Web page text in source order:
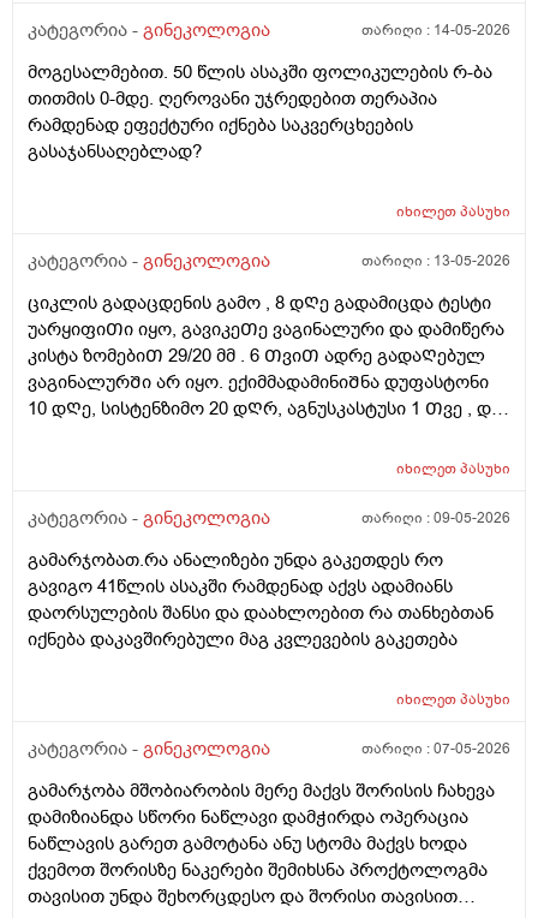
კეთდება და ვიბრაციის მეშვეობით აუმჯობესებს
მაინტერესებს, მუცლის არეზე დასაშვებია ეს
პროცედურა?
კატეგორია - გინეკოლოგია თარიღი : 14-05-2026
მოგესალმებით. 50 წლის ასაკში ფოლიკულების რ-ბა
თითმის 0-მდე. ღეროვანი უჯრედებით თერაპია
რამდენად ეფექტური იქნება საკვერცხეების
გასაჯანსაღებლად?
იხილეთპასუხი
კატეგორია - გინეკოლოგია თარიღი : 13-05-2026
ციკლის გადაცდენის გამო , 8 დᲦე გადამიცდა ტესტი
უარყიფიᲗი იყო, გავიკეᲗე ვაგინალური და დამიწერა
კისტა ზომებიᲗ 29/20 მმ . 6 ᲗვიᲗ ადრე გადაᲦებულ
ვაგინალურᲨი არ იყო. ექიმმადამინიᲨნა დუფასტონი
10 დᲦე, სისტენზიმო 20 დᲦრ, აგნუსკასტუსი 1 Თვე , და
რამდენადსაყურადᲦებოა და Თუ დაეხმარება ეს
იხილეთპასუხი
კატეგორია - გინეკოლოგია თარიღი :09-05-2026
გამარჯობათ.რა ანალიზები უნდა გაკეთდეს რო
გავიგო 41წლის ასაკში რამდენად აქვს ადამიანს
დაორსულების შანსი და დაახლოებით რა თანხებთან
იქნება დაკავშირებული მაგ კვლევების გაკეთება
იხილეთპასუხი
კატეგორია - გინეკოლოგია თარიღი :07-05-2026
გამარჯობა მშობიარობის მერე მაქვს შორისის ჩახევა
დამიზიანდა სწორი ნაწლავი დამჭირდა ოპერაცია
ნაწლავის გარეთ გამოტანა ანუ სტომა მაქვს ხოდა
ქვემოთ შორისზე ნაკერები შემიხსნა პროქტოლოგმა
თავისით უნდა შეხორცდესო და შორისი თავისით